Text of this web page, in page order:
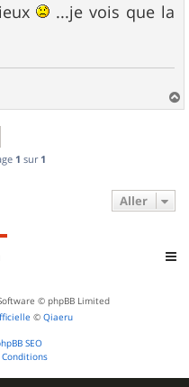
...je vois que la
a
1 sur 1
Aller
© phpBB Limited
© Qiaeru
SEO
Conditions